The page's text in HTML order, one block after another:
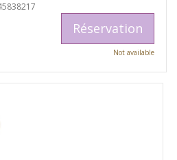
Réservation
Not available